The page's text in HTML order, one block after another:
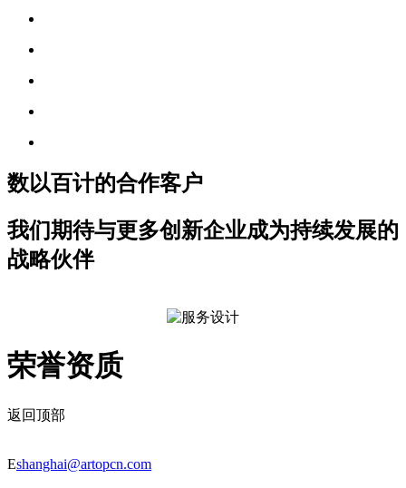
数以百计的合作客户
我们期待与更多创新企业成为持续发展的
战略伙伴
荣誉资质
返回顶部
Eshanghai@artopcn.com